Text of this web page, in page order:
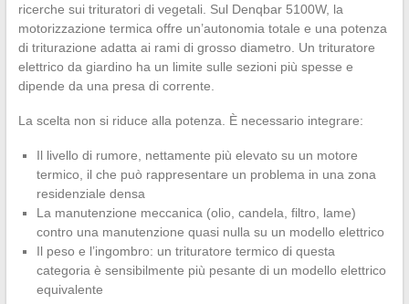
ricerche sui trituratori di vegetali. Sul Denqbar 5100W, la
motorizzazione termica offre un’autonomia totale e una potenza
di triturazione adatta ai rami di grosso diametro. Un trituratore
elettrico da giardino ha un limite sulle sezioni più spesse e
dipende da una presa di corrente.
La scelta non si riduce alla potenza. È necessario integrare:
Il livello di rumore, nettamente più elevato su un motore
termico, il che può rappresentare un problema in una zona
residenziale densa
La manutenzione meccanica (olio, candela, filtro, lame)
contro una manutenzione quasi nulla su un modello elettrico
Il peso e l’ingombro: un trituratore termico di questa
categoria è sensibilmente più pesante di un modello elettrico
equivalente